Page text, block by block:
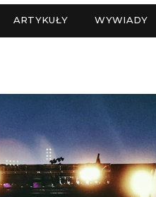
ARTYKUŁY WYWIADY